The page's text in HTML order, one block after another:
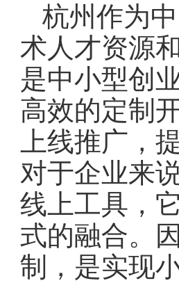
杭州作为
术人才资源
是中小型创
高效的定制
上线推广，
对于企业来
线上工具，
式的融合。
制，是实现